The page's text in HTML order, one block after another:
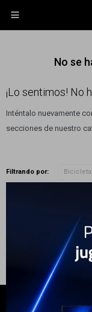

No se
¡Lo sentimos! No
Inténtalo nuevamente
secciones de nuestro
Filtrando por:
Electrodomésticos